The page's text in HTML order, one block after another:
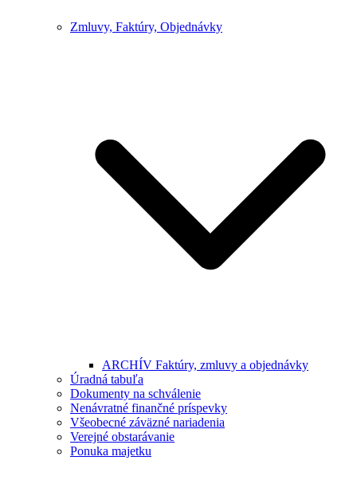
Zmluvy, Faktúry, Objednávky
ARCHÍV Faktúry, zmluvy a objednávky
Úradná tabuľa
Dokumenty na schválenie
Nenávratné finančné príspevky
Všeobecné záväzné nariadenia
Verejné obstarávanie
Ponuka majetku